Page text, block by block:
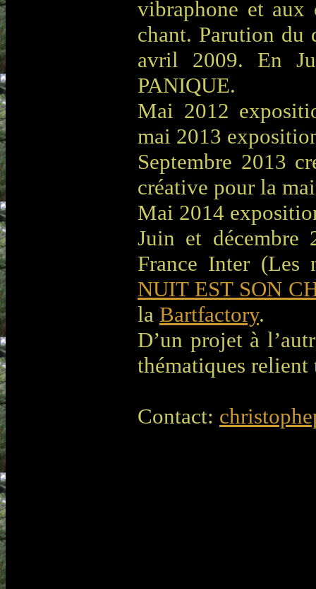
vibraphone et
chant. Parution du
avril 2009. En
PANIQUE.
Mai 2012
mai 2013
Septembre 2013
créative pour la
Mai 2014
Juin et décembre
France Inter
NUIT EST SON
la Bartfactory.
D’un projet à
thématiques
Contact: